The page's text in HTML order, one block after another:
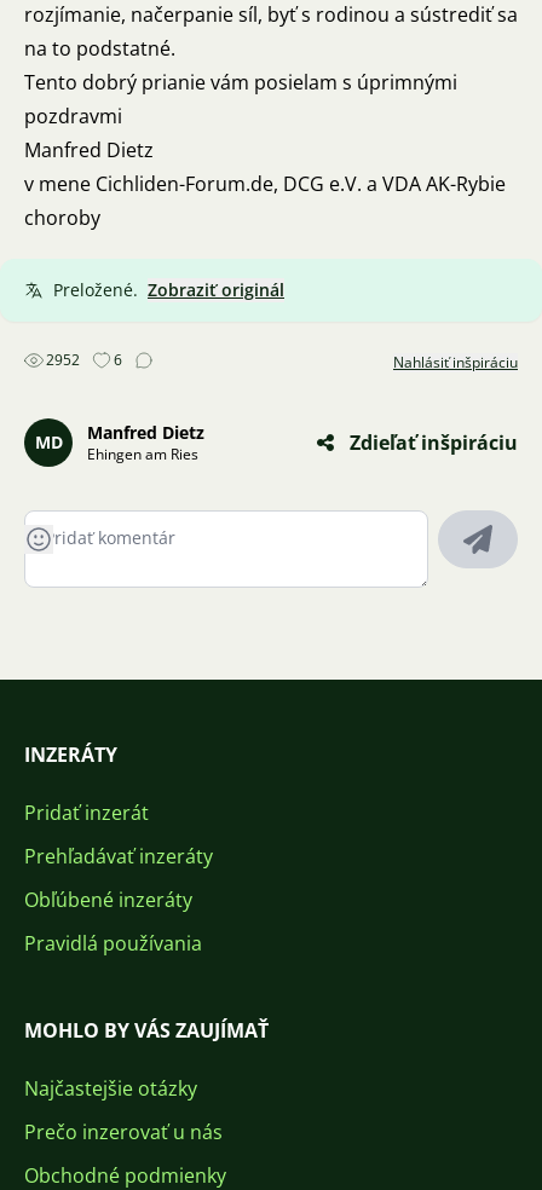
rozjímanie, načerpanie síl, byť s rodinou a sústrediť sa
na to podstatné.
Tento dobrý prianie vám posielam s úprimnými
pozdravmi
Manfred Dietz
v mene Cichliden-Forum.de, DCG e.V. a VDA AK-Rybie
choroby
Preložené. Zobraziť originál
2952 6 Nahlásiť inšpiráciu
MD Manfred Dietz
Ehingen am Ries Zdieľať inšpiráciu
INZERÁTY
Pridať inzerát
Prehľadávať inzeráty
Obľúbené inzeráty
Pravidlá používania
MOHLO BY VÁS ZAUJÍMAŤ
Najčastejšie otázky
Prečo inzerovať u nás
Obchodné podmienky